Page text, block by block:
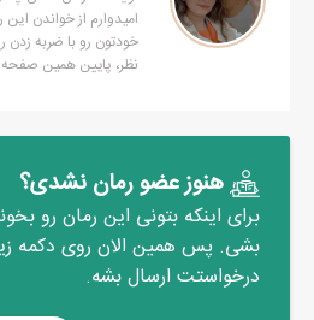
زبان خشک شده ام را چرخاندم
دست خودم نبود
_ب... له
امیدوارم از خواندن
خودتون رو با ضربه
نظر، پایین همین صفحه
هنوز عضو رمان نشدی؟
برای اینکه بتونی این رمان رو
بشی. پس همین الان روی دکمه
درخواستت ارسال بشه.